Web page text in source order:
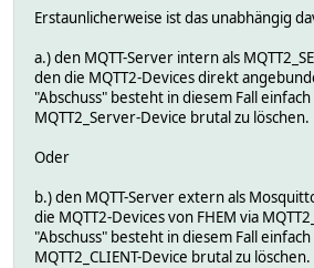
Erstaunlicherweise ist das unabhängig
a.) den MQTT-Server intern als
den die MQTT2-Devices direkt
"Abschuss" besteht in diesem Fall
MQTT2_Server-Device brutal zu löschen.
Oder
b.) den MQTT-Server extern als
die MQTT2-Devices von FHEM via
"Abschuss" besteht in diesem Fall
MQTT2_CLIENT-Device brutal zu löschen.